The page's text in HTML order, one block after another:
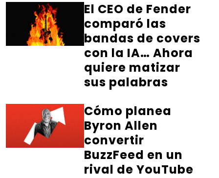
El CEO de Fender
comparó las
bandas de covers
con la IA… Ahora
quiere matizar
sus palabras
Cómo planea
Byron Allen
convertir
BuzzFeed en un
rival de YouTube